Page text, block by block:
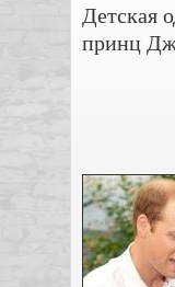
Детская
принц